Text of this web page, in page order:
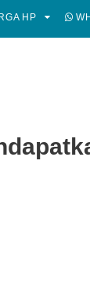
HP